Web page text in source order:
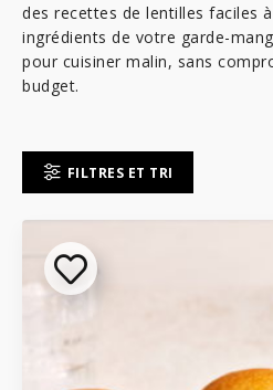
des recettes de lentilles faciles
ingrédients de votre garde-
pour cuisiner malin, sans
budget.
FILTRES ET TRI